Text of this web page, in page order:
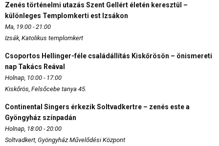
Zenés történelmi utazás Szent Gellért életén keresztül –
különleges Templomkerti est Izsákon
Ma, 19:00 - 21:00
Izsák, Katolikus templomkert
Csoportos Hellinger-féle családállítás Kiskőrösön – önismereti
nap Takács Reával
Holnap, 10:00 - 17:00
Kiskőrös, Felsőcebe tanya 45.
Continental Singers érkezik Soltvadkertre – zenés este a
Gyöngyház színpadán
Holnap, 18:00 - 20:00
Soltvadkert, Gyöngyház Művelődési Központ